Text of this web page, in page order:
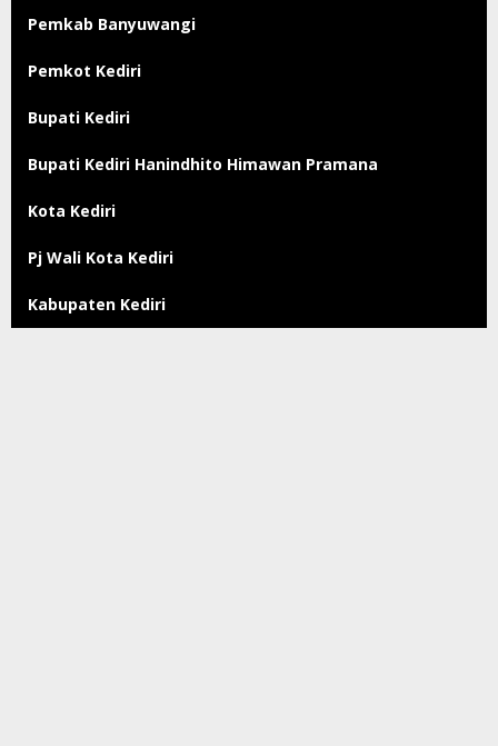
Pemkab Banyuwangi
Pemkot Kediri
Bupati Kediri
Bupati Kediri Hanindhito Himawan Pramana
Kota Kediri
Pj Wali Kota Kediri
Kabupaten Kediri